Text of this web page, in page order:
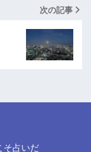
次の記事
そ占いだ